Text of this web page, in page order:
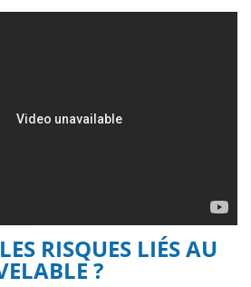
RISQUES LIÉS AU
?